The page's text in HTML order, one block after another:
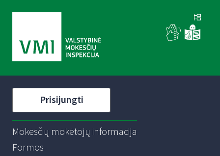
Prisijungti
Mokesčių mokėtojų informacija
Formos